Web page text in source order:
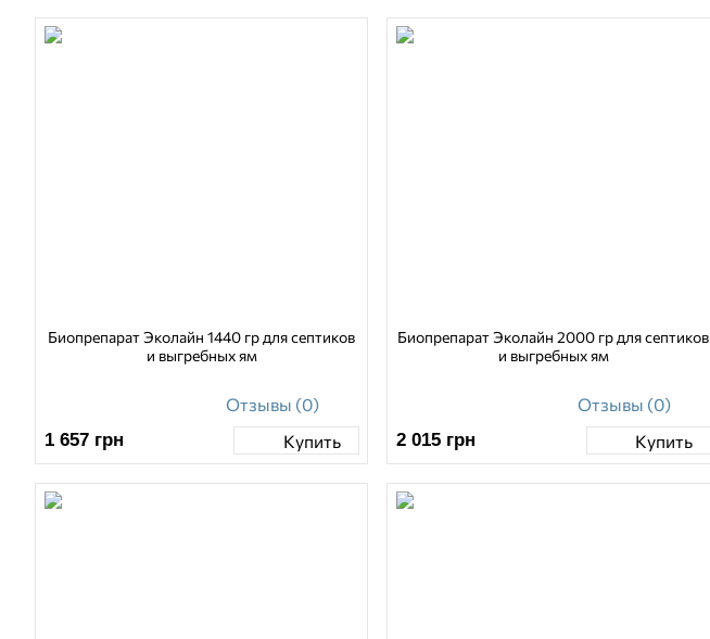
Биопрепарат Эколайн 1440 гр для септиков
и выгребных ям
Отзывы (0)
1 657 грн Купить
Биопрепарат Эколайн 2000 гр для септиков
и выгребных ям
Отзывы (0)
2 015 грн Купить